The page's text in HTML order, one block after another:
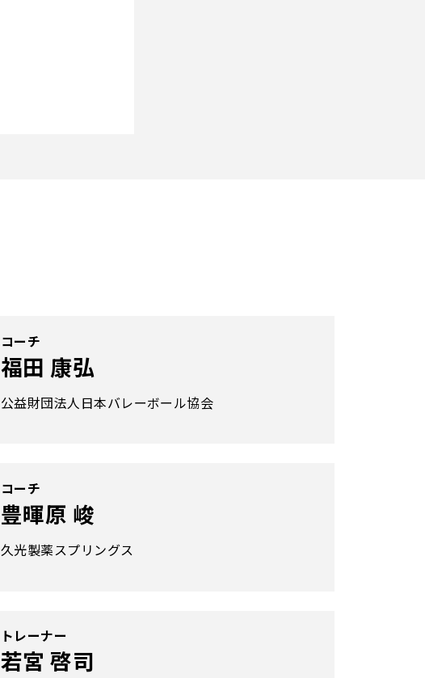
コーチ
福田 康弘
公益財団法人日本バレーボール協会
コーチ
豊暉原 峻
久光製薬スプリングス
トレーナー
若宮 啓司